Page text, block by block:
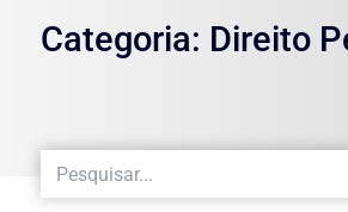
Categoria: Direito